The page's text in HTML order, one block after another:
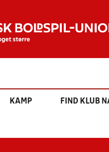
KAMP FIND KLUB